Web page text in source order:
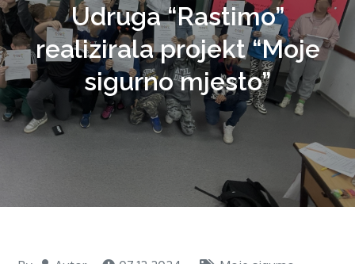
Udruga “Rastimo”
realizirala projekt “Moje
sigurno mjesto”